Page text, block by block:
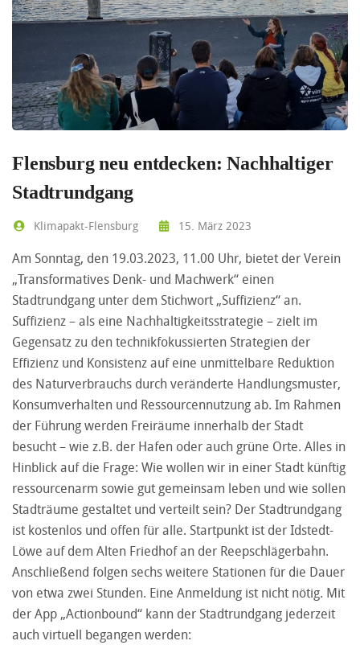
Flensburg neu entdecken: Nachhaltiger
Stadtrundgang
Klimapakt-Flensburg 15. März 2023
Am Sonntag, den 19.03.2023, 11.00 Uhr, bietet der Verein
„Transformatives Denk- und Machwerk“ einen
Stadtrundgang unter dem Stichwort „Suffizienz“ an.
Suffizienz – als eine Nachhaltigkeitsstrategie – zielt im
Gegensatz zu den technikfokussierten Strategien der
Effizienz und Konsistenz auf eine unmittelbare Reduktion
des Naturverbrauchs durch veränderte Handlungsmuster,
Konsumverhalten und Ressourcennutzung ab. Im Rahmen
der Führung werden Freiräume innerhalb der Stadt
besucht – wie z.B. der Hafen oder auch grüne Orte. Alles in
Hinblick auf die Frage: Wie wollen wir in einer Stadt künftig
ressourcenarm sowie gut gemeinsam leben und wie sollen
Stadträume gestaltet und verteilt sein? Der Stadtrundgang
ist kostenlos und offen für alle. Startpunkt ist der Idstedt-
Löwe auf dem Alten Friedhof an der Reepschlägerbahn.
Anschließend folgen sechs weitere Stationen für die Dauer
von etwa zwei Stunden. Eine Anmeldung ist nicht nötig. Mit
der App „Actionbound“ kann der Stadtrundgang jederzeit
auch virtuell begangen werden: